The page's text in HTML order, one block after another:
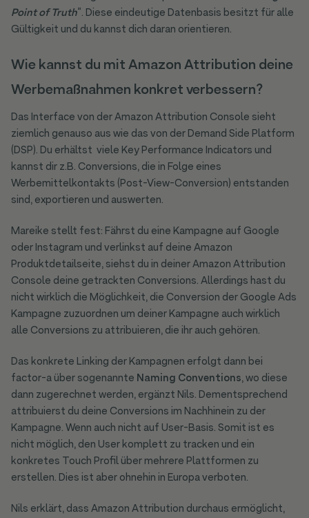
Point of Truth”. Diese eindeutige Datenbasis besitzt für alle
Gültigkeit und du kannst dich daran orientieren.
Wie kannst du mit Amazon Attribution deine
Werbemaßnahmen konkret verbessern?
Das Interface von der Amazon Attribution Console sieht
ziemlich genauso aus wie das von der Demand Side Platform
(DSP). Du erhältst viele Key Performance Indicators und
kannst dir z.B. Conversions, die in Folge eines
Werbemittelkontakts (Post-View-Conversion) entstanden
sind, exportieren und auswerten.
Mareike stellt fest: Fährst du eine Kampagne auf Google
oder Instagram und verlinkst auf deine Amazon
Produktdetailseite, siehst du in deiner Amazon Attribution
Console deine getrackten Conversions. Allerdings hast du
nicht wirklich die Möglichkeit, die Conversion der Google Ads
Kampagne zuzuordnen um deiner Kampagne auch wirklich
alle Conversions zu attribuieren, die ihr auch gehören.
Das konkrete Linking der Kampagnen erfolgt dann bei
factor-a über sogenannte Naming Conventions, wo diese
dann zugerechnet werden, ergänzt Nils. Dementsprechend
attribuierst du deine Conversions im Nachhinein zu der
Kampagne. Wenn auch nicht auf User-Basis. Somit ist es
nicht möglich, den User komplett zu tracken und ein
konkretes Touch Profil über mehrere Plattformen zu
erstellen. Dies ist aber ohnehin in Europa verboten.
Nils erklärt, dass Amazon Attribution durchaus ermöglicht,